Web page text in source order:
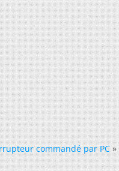
commandé par PC »